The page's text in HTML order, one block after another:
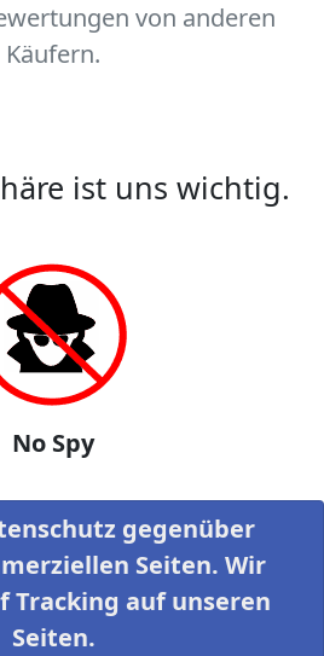
von anderen
Käufern.
ist uns wichtig.
No Spy
gegenüber
Seiten. Wir
Tracking auf unseren
Seiten.